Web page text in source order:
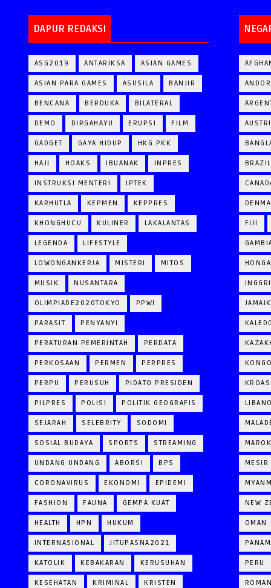
DAPUR REDAKSI
ASG2019 ANTARIKSA ASIAN GAMES
ASIAN PARA GAMES ASUSILA BANJIR
BENCANA BERDUKA BILATERAL
DEMO DIRGAHAYU ERUPSI FILM
GADGET GAYA HIDUP HKG PKK
HAJI HOAKS IBUANAK INPRES
INSTRUKSI MENTERI IPTEK
KARHUTLA KEPMEN KEPPRES
KHONGHUCU KULINER LAKALANTAS
LEGENDA LIFESTYLE
LOWONGANKERJA MISTERI MITOS
MUSIK NUSANTARA
OLIMPIADE2020TOKYO PPWI
PARASIT PENYANYI
PERATURAN PEMERINTAH PERDATA
PERKOSAAN PERMEN PERPRES
PERPU PERUSUH PIDATO PRESIDEN
PILPRES POLISI POLITIK GEOGRAFIS
SEJARAH SELEBRITY SODOMI
SOSIAL BUDAYA SPORTS STREAMING
UNDANG UNDANG ABORSI BPS
CORONAVIRUS EKONOMI EPIDEMI
FASHION FAUNA GEMPA KUAT
HEALTH HPN HUKUM
INTERNASIONAL JITUPASNA2021
KATOLIK KEBAKARAN KERUSUHAN
KESEHATAN KRIMINAL KRISTEN
BRAZIL
FIJI
MESIR
NEW
OMAN
PERU